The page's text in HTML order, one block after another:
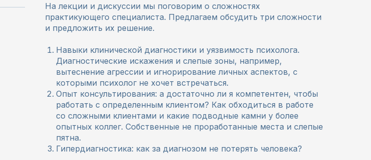
На лекции и дискуссии мы поговорим о сложностях
практикующего специалиста. Предлагаем обсудить три сложности
и предложить их решение.
Навыки клинической диагностики и уязвимость психолога.
Диагностические искажения и слепые зоны, например,
вытеснение агрессии и игнорирование личных аспектов, с
которыми психолог не хочет встречаться.
Опыт консультирования: а достаточно ли я компетентен, чтобы
работать с определенным клиентом? Как обходиться в работе
со сложными клиентами и какие подводные камни у более
опытных коллег. Собственные не проработанные места и слепые
пятна.
Гипердиагностика: как за диагнозом не потерять человека?